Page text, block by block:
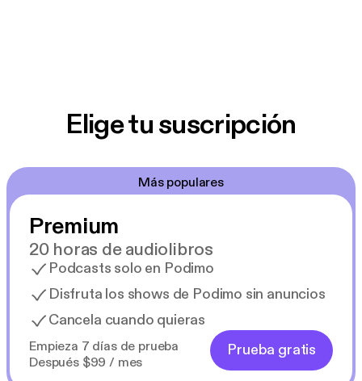
Elige tu suscripción
Más populares
Premium
20 horas de audiolibros
Podcasts solo en Podimo
Disfruta los shows de Podimo sin anuncios
Cancela cuando quieras
Empieza 7 días de prueba
Después $99 / mes
Prueba gratis